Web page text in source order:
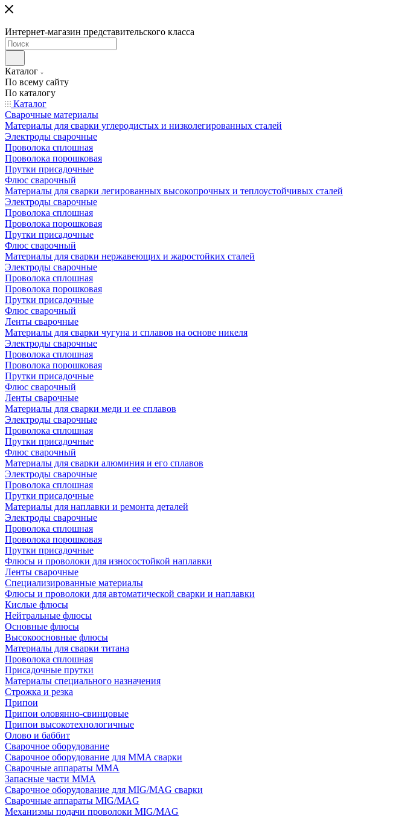
Интернет-магазин представительского класса
Каталог
По всему сайту
По каталогу
Каталог
Сварочные материалы
Материалы для сварки углеродистых и низколегированных сталей
Электроды сварочные
Проволока сплошная
Проволока порошковая
Прутки присадочные
Флюс сварочный
Материалы для сварки легированных высокопрочных и теплоустойчивых сталей
Электроды сварочные
Проволока сплошная
Проволока порошковая
Прутки присадочные
Флюс сварочный
Материалы для сварки нержавеющих и жаростойких сталей
Электроды сварочные
Проволока сплошная
Проволока порошковая
Прутки присадочные
Флюс сварочный
Ленты сварочные
Материалы для сварки чугуна и сплавов на основе никеля
Электроды сварочные
Проволока сплошная
Проволока порошковая
Прутки присадочные
Флюс сварочный
Ленты сварочные
Материалы для сварки меди и ее сплавов
Электроды сварочные
Проволока сплошная
Прутки присадочные
Флюс сварочный
Материалы для сварки алюминия и его сплавов
Электроды сварочные
Проволока сплошная
Прутки присадочные
Материалы для наплавки и ремонта деталей
Электроды сварочные
Проволока сплошная
Проволока порошковая
Прутки присадочные
Флюсы и проволоки для износостойкой наплавки
Ленты сварочные
Специализированные материалы
Флюсы и проволоки для автоматической сварки и наплавки
Кислые флюсы
Нейтральные флюсы
Основные флюсы
Высокоосновные флюсы
Материалы для сварки титана
Проволока сплошная
Присадочные прутки
Материалы специального назначения
Строжка и резка
Припои
Припои оловянно-свинцовые
Припои высокотехнологичные
Олово и баббит
Сварочное оборудование
Сварочное оборудование для MMA сварки
Сварочные аппараты MMA
Запасные части MMA
Сварочное оборудование для MIG/MAG сварки
Сварочные аппараты MIG/MAG
Механизмы подачи проволоки MIG/MAG